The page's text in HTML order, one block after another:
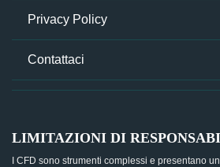
Privacy Policy
Contattaci
LIMITAZIONI DI
I CFD sono strumenti complessi e presentano